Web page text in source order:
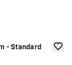
- Standard